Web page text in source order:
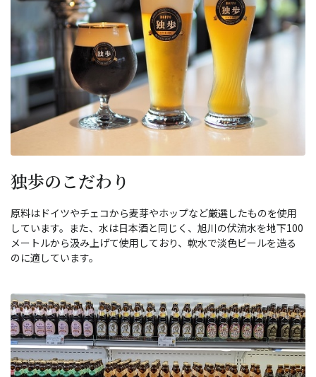
独歩のこだわり
原料はドイツやチェコから麦芽やホップなど厳選したものを使用
しています。また、水は日本酒と同じく、旭川の伏流水を地下100
メートルから汲み上げて使用しており、軟水で淡色ビールを造る
のに適しています。